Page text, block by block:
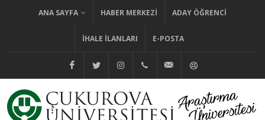
ANA SAYFA HABER MERKEZI ADAY ÖĞRENCI
İHALE İLANLARI E-POSTA
@cuhabermerkezi
@cukurovaedutr
@cukurovaedutr
+90 (322) 338 60 84
bilgi@cu.edu.tr